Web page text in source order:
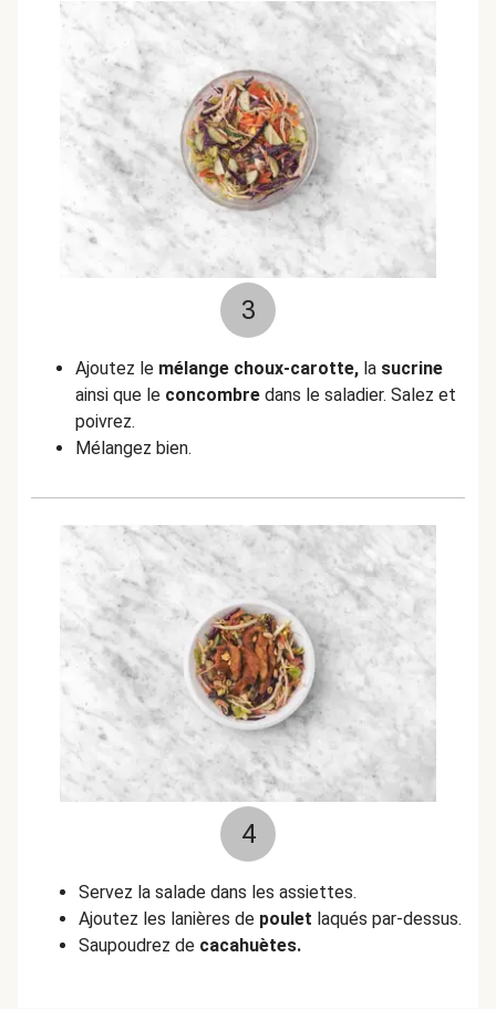
3
Ajoutez le mélange choux-carotte, la sucrine
ainsi que le concombre dans le saladier. Salez et
poivrez.
Mélangez bien.
4
Servez la salade dans les assiettes.
Ajoutez les lanières de poulet laqués par-dessus.
Saupoudrez de cacahuètes.